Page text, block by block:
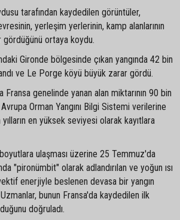
tarafından kaydedilen görüntüler,
yerleşim yerlerinin, kamp alanlarının
gördüğünü ortaya koydu.
Gironde bölgesinde çıkan yangında 42 bin
ve Le Porge köyü büyük zarar gördü.
Fransa genelinde yanan alan miktarının 90 bin
Orman Yangını Bilgi Sistemi verilerine
en yüksek seviyesi olarak kayıtlara
boyutlara ulaşması üzerine 25 Temmuz'da
"pironümbit" olarak adlandırılan ve yoğun ısı
enerjiyle beslenen devasa bir yangın
bunun Fransa'da kaydedilen ilk
doğruladı.